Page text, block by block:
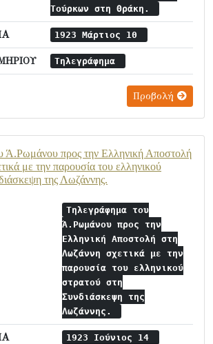
Τούρκων στη Θράκη.
1923 Μάρτιος 10
Τηλεγράφημα
Προβολή
Ά.Ρωμάνου προς την Ελληνική Αποστολή
με την παρουσία του ελληνικού
της Λωζάννης.
Τηλεγράφημα του
Ά.Ρωμάνου προς την
Ελληνική Αποστολή στη
Λωζάννη σχετικά με την
παρουσία του ελληνικού
στρατού στη
Συνδιάσκεψη της
Λωζάννης.
1923 Ιούνιος 14